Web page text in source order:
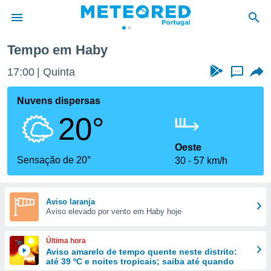
da
foi
fornecidas
a este
das
forma
digital
Tempo em Haby
17:00 Quinta ...
Nuvens dispersas
20°
Sensação de 20°
Oeste
30
57 km/h
Aviso laranja
Aviso elevado por vento em Haby hoje
Última hora
Aviso amarelo de tempo quente neste distrito:
até 39 ºC e noites tropicais; saiba até quando